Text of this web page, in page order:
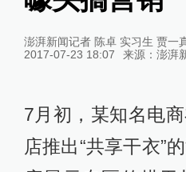
澎湃新闻记者 陈卓 实习生 贾一
2017-07-23 18:07
来源： 澎湃
7月初，某知名电
店推出“共享干衣”